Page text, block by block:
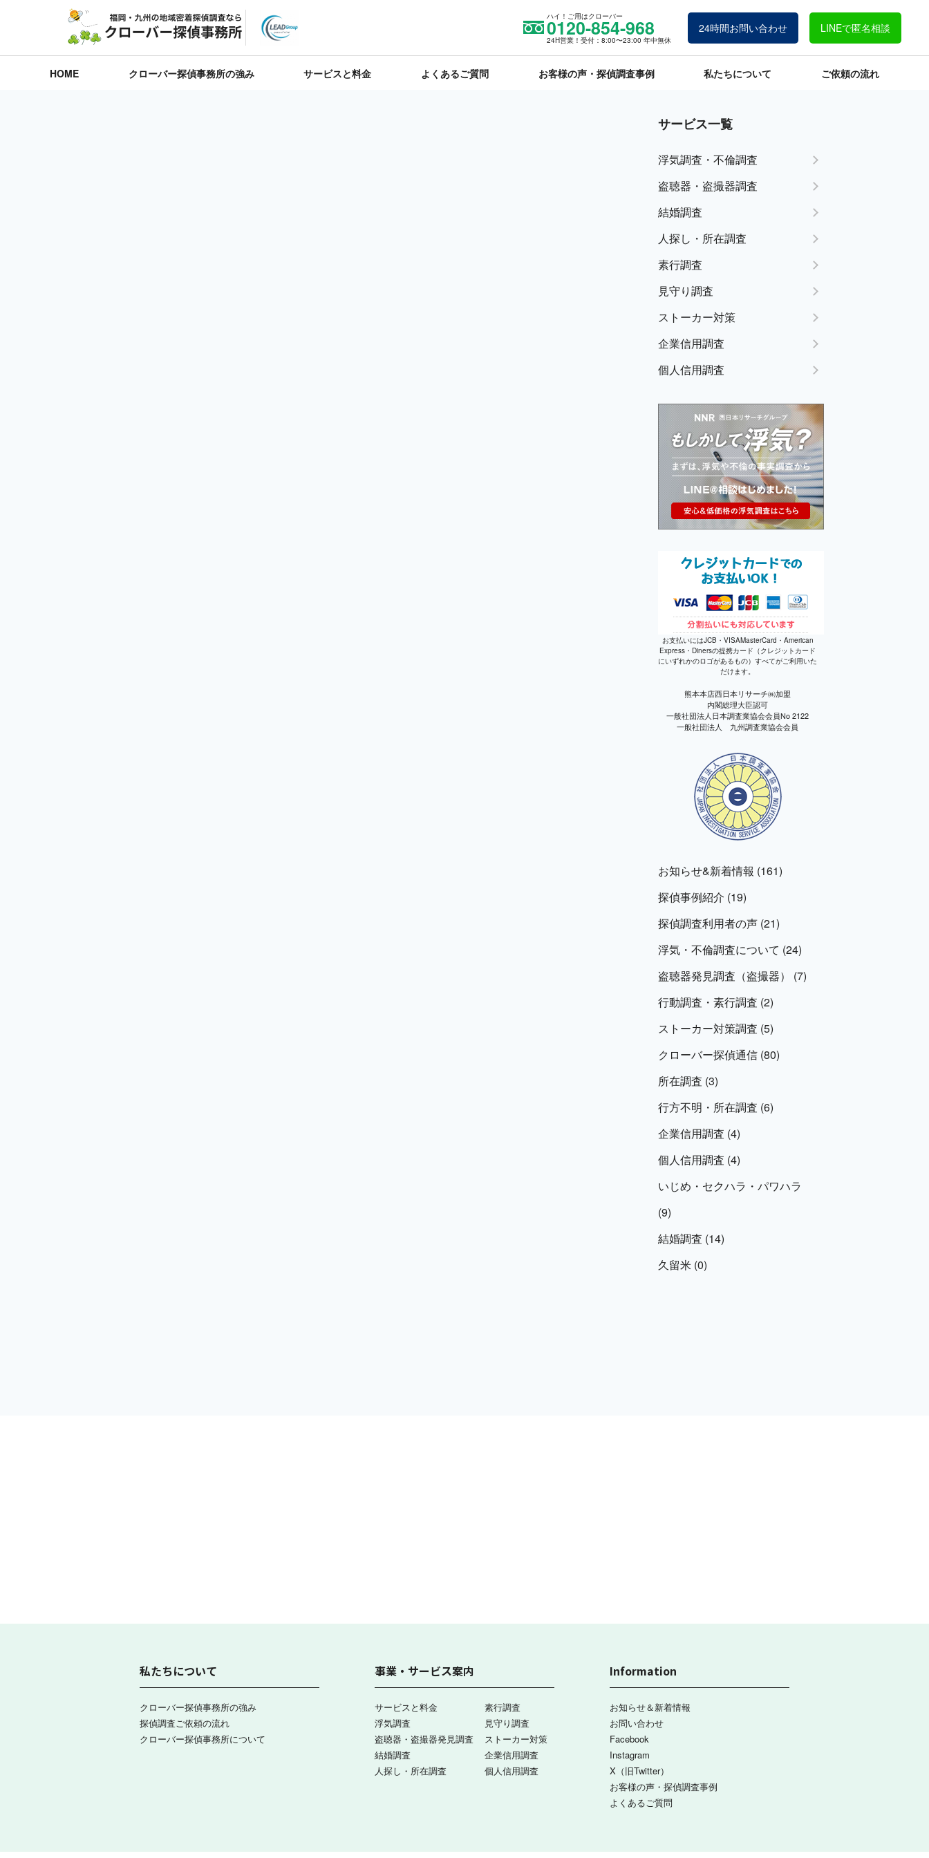
ハイ！ご用はクローバー
0120-854-968
24H営業！受付：8:00〜23:00 年中無休
24時間お問い合わせ LINEで匿名相談
HOME クローバー探偵事務所の強み サービスと料金 よくあるご質問 お客様の声・探偵調査事例 私たちについて ご依頼の流れ
サービス一覧
浮気調査・不倫調査
盗聴器・盗撮器調査
結婚調査
人探し・所在調査
素行調査
見守り調査
ストーカー対策
企業信用調査
個人信用調査
お支払いにはJCB・VISAMasterCard・American
Express・Dinersの提携カード（クレジットカード
にいずれかのロゴがあるもの）すべてがご利用いた
だけます。
熊本本店西日本リサーチ㈱加盟
内閣総理大臣認可
一般社団法人日本調査業協会会員No 2122
一般社団法人 九州調査業協会会員
お知らせ&新着情報 (161)
探偵事例紹介 (19)
探偵調査利用者の声 (21)
浮気・不倫調査について (24)
盗聴器発見調査（盗撮器）
(7)
行動調査・素行調査 (2)
ストーカー対策調査 (5)
クローバー探偵通信 (80)
所在調査 (3)
行方不明・所在調査 (6)
企業信用調査 (4)
個人信用調査 (4)
いじめ・セクハラ・パワハラ
(9)
結婚調査 (14)
久留米 (0)
私たちについて
クローバー探偵事務所の強み
探偵調査ご依頼の流れ
クローバー探偵事務所について
事業・サービス案内
サービスと料金
浮気調査
盗聴器・盗撮器発見調査
結婚調査
人探し・所在調査
素行調査
見守り調査
ストーカー対策
企業信用調査
個人信用調査
Information
お知らせ＆新着情報
お問い合わせ
Facebook
Instagram
X（旧Twitter）
お客様の声・探偵調査事例
よくあるご質問